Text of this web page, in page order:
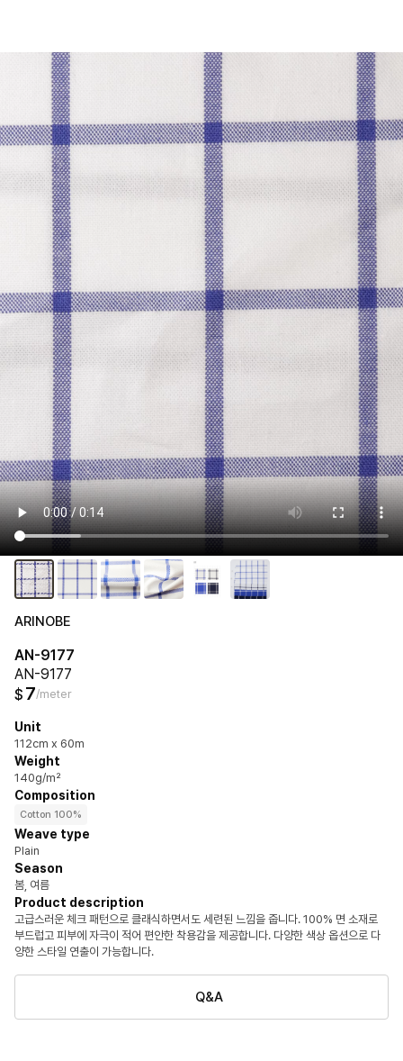
ARINOBE
AN-9177
AN-9177
$ 7/meter
Unit
112cm x 60m
Weight
140g/m²
Composition
Cotton 100%
Weave type
Plain
Season
봄, 여름
Product description
고급스러운 체크 패턴으로 클래식하면서도 세련된 느낌을 줍니다. 100% 면 소재로
부드럽고 피부에 자극이 적어 편안한 착용감을 제공합니다. 다양한 색상 옵션으로 다
양한 스타일 연출이 가능합니다.
Q&A